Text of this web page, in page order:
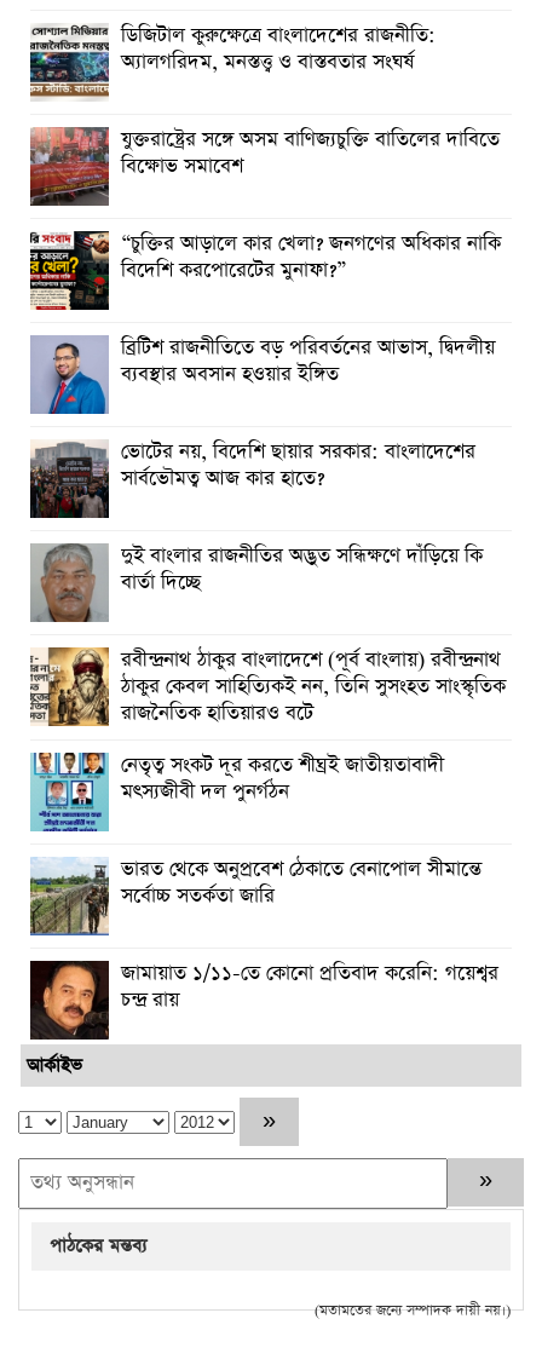
ডিজিটাল কুরুক্ষেত্রে বাংলাদেশের রাজনীতি:
অ্যালগরিদম, মনস্তত্ত্ব ও বাস্তবতার সংঘর্ষ
যুক্তরাষ্ট্রের সঙ্গে অসম বাণিজ্যচুক্তি বাতিলের দাবিতে
বিক্ষোভ সমাবেশ
“চুক্তির আড়ালে কার খেলা? জনগণের অধিকার নাকি
বিদেশি করপোরেটের মুনাফা?”
ব্রিটিশ রাজনীতিতে বড় পরিবর্তনের আভাস, দ্বিদলীয়
ব্যবস্থার অবসান হওয়ার ইঙ্গিত
ভোটের নয়, বিদেশি ছায়ার সরকার: বাংলাদেশের
সার্বভৌমত্ব আজ কার হাতে?
দুই বাংলার রাজনীতির অদ্ভুত সন্ধিক্ষণে দাঁড়িয়ে কি
বার্তা দিচ্ছে
রবীন্দ্রনাথ ঠাকুর বাংলাদেশে (পূর্ব বাংলায়) রবীন্দ্রনাথ
ঠাকুর কেবল সাহিত্যিক‌ই নন, তিনি সুসংহত সাংস্কৃতিক
রাজনৈতিক হাতিয়ার‌ও বটে
নেতৃত্ব সংকট দূর করতে শীঘ্রই জাতীয়তাবাদী
মৎস্যজীবী দল পুনর্গঠন
ভারত থেকে অনুপ্রবেশ ঠেকাতে বেনাপোল সীমান্তে
সর্বোচ্চ সতর্কতা জারি
জামায়াত ১/১১-তে কোনো প্রতিবাদ করেনি: গয়েশ্বর
চন্দ্র রায়
আর্কাইভ
পাঠকের মন্তব্য
(মতামতের জন্যে সম্পাদক দায়ী নয়।)